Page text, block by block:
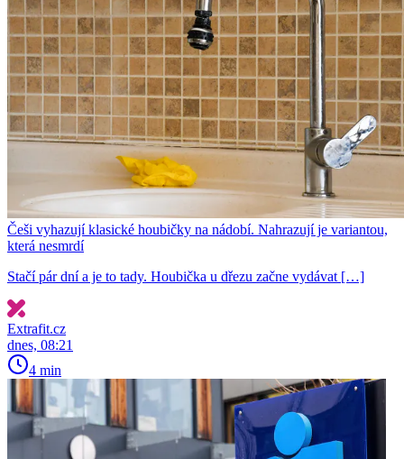
Češi vyhazují klasické houbičky na nádobí. Nahrazují je variantou,
která nesmrdí
Stačí pár dní a je to tady. Houbička u dřezu začne vydávat […]
Extrafit.cz
dnes, 08:21
4 min